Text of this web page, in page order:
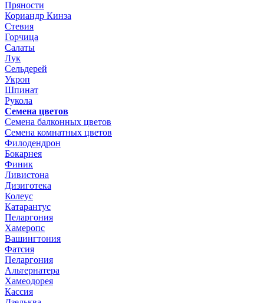
Пряности
Кориандр Кинза
Стевия
Горчица
Салаты
Лук
Сельдерей
Укроп
Шпинат
Рукола
Семена цветов
Семена балконных цветов
Семена комнатных цветов
Филодендрон
Бокарнея
Финик
Ливистона
Дизиготека
Колеус
Катарантус
Пеларгония
Хамеропс
Вашингтония
Фатсия
Пеларгония
Альтернатера
Хамеодорея
Кассия